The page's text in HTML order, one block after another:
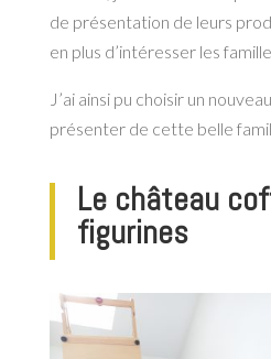
de présentation de leurs
en plus d’intéresser les
J’ai ainsi pu choisir un
présenter de cette belle
Le château
figurines